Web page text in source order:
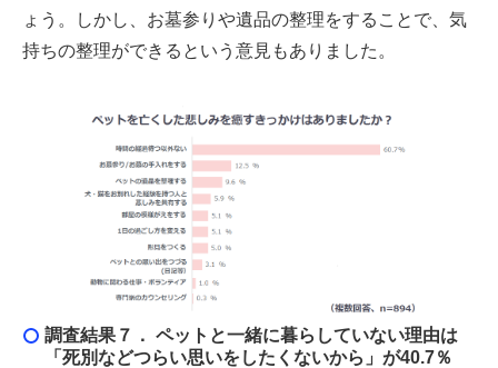
ょう。しかし、お墓参りや遺品の整理をすることで、気
持ちの整理ができるという意見もありました。
調査結果７． ペットと一緒に暮らしていない理由は
「死別などつらい思いをしたくないから」が40.7％